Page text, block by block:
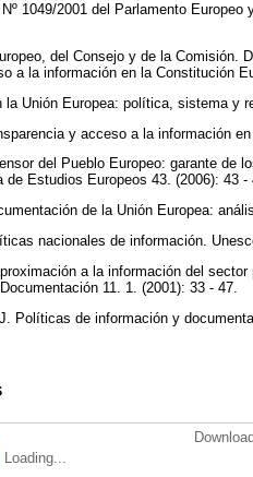
1049/2001 del Parlamento
del Consejo y de la Comisión.
a la información en la Constitución
la Unión Europea: política, sistema y
y acceso a la información
del Pueblo Europeo: garante
de Estudios Europeos 43. (2006): 43
de la Unión Europea:
nacionales de información.
a la información del
11. 1. (2001): 33 - 47.
Políticas de información y
Loading...